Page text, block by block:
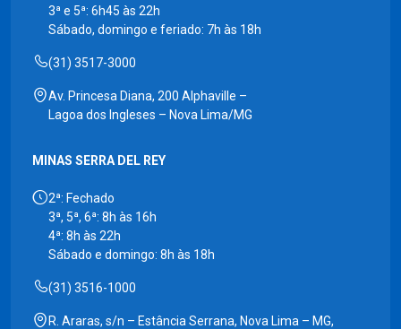
3ª e 5ª: 6h45 às 22h
Sábado, domingo e feriado: 7h às 18h
(31) 3517-3000
Av. Princesa Diana, 200 Alphaville –
Lagoa dos Ingleses – Nova Lima/MG
MINAS SERRA DEL REY
2ª: Fechado
3ª, 5ª, 6ª: 8h às 16h
4ª: 8h às 22h
Sábado e domingo: 8h às 18h
(31) 3516-1000
R. Araras, s/n – Estância Serrana, Nova Lima – MG,